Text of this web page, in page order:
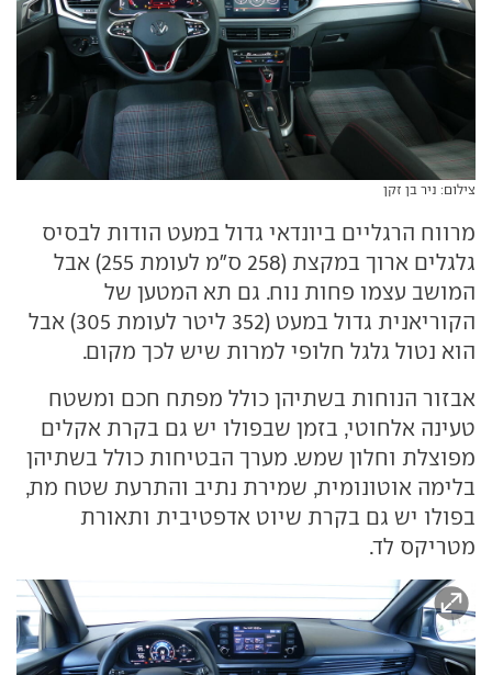
צילום: ניר בן זקן
מרווח הרגליים ביונדאי גדול במעט הודות לבסיס
גלגלים ארוך במקצת (258 ס"מ לעומת 255) אבל
המושב עצמו פחות נוח. גם תא המטען של
הקוריאנית גדול במעט (352 ליטר לעומת 305) אבל
הוא נטול גלגל חלופי למרות שיש לכך מקום.
אבזור הנוחות בשתיהן כולל מפתח חכם ומשטח
טעינה אלחוטי, בזמן שבפולו יש גם בקרת אקלים
מפוצלת וחלון שמש. מערך הבטיחות כולל בשתיהן
בלימה אוטונומית, שמירת נתיב והתרעת שטח מת,
בפולו יש גם בקרת שיוט אדפטיבית ותאורת
מטריקס לד.